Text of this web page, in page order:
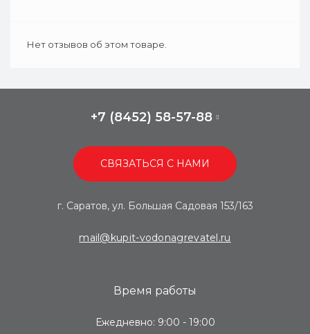
Нет отзывов об этом товаре.
+7 (8452) 58-57-88
СВЯЗАТЬСЯ С НАМИ
г. Саратов, ул. Большая Садовая 153/163
mail@kupit-vodonagrevatel.ru
Время работы
Ежедневно: 9:00 - 19:00